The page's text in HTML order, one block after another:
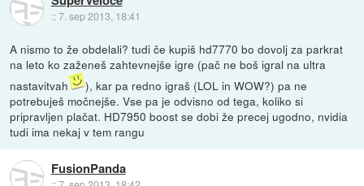
::7. sep 2013, 18:41
A nismo to že obdelali? tudi če kupiš hd7770 bo dovolj za parkrat
na leto ko zaženeš zahtevnejše igre (pač ne boš igral na ultra
nastavitvah
), kar pa redno igraš (LOL in WOW?) pa ne
potrebuješ močnejše. Vse pa je odvisno od tega, koliko si
pripravljen plačat. HD7950 boost se dobi že precej ugodno, nvidia
tudi ima nekaj v tem rangu
FusionPanda